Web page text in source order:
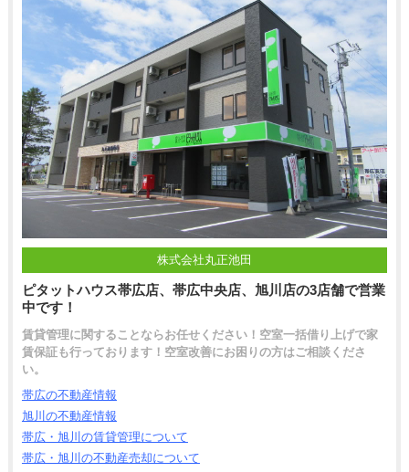
株式会社丸正池田
ピタットハウス帯広店、帯広中央店、旭川店の3店舗で営業
中です！
賃貸管理に関することならお任せください！空室一括借り上げで家
賃保証も行っております！空室改善にお困りの方はご相談くださ
い。
帯広の不動産情報
旭川の不動産情報
帯広・旭川の賃貸管理について
帯広・旭川の不動産売却について